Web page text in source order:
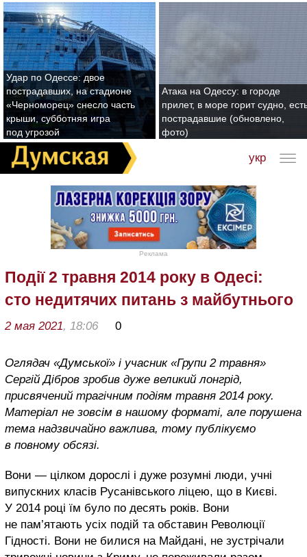
Удар по Одессе: двое
пострадавших, на стадионе
«Черноморец» снесло часть
крыши, субботняя игра
под угрозой
Атака на Одессу: в городе
прилет, в море горит судно,
пострадавшие (обновлено,
фото)
укр
Реклама
Події 2 травня 2014 року в Одесі:
сто недитячих питань з майбутнього
2 мая 2021, 18:06 0
Оглядач «Думської» і учасник «Групи 2 травня»
Сергій Дібров зробив дуже великий лонгрід,
присвячений трагічним подіям травня 2014 року.
Матеріал не зовсім в нашому форматі, але порушена
тема надзвичайно важлива, тому публікуємо
в повному обсязі.
Вони — цілком дорослі і дуже розумні люди, учні
випускних класів Русанівського ліцею, що в Києві.
У 2014 році їм було по десять років. Вони
не пам’ятають усіх подій та обставин Революції
Гідності. Вони не билися на Майдані, не зустрічали